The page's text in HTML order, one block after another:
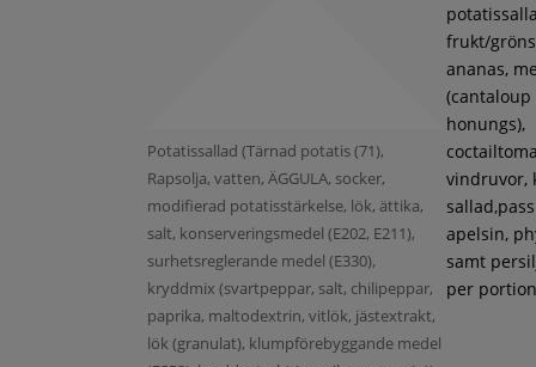
Potatissallad (Tärnad potatis (71),
Rapsolja, vatten, ÄGGULA, socker,
modifierad potatisstärkelse, lök, ättika,
salt, konserveringsmedel (E202, E211),
surhetsreglerande medel (E330),
kryddmix (svartpeppar, salt, chilipeppar,
paprika, maltodextrin, vitlök, jästextrakt,
lök (granulat), klumpförebyggande medel
frukt/
ananas,
(cantaloup
honungs),
vindruvor,
apelsin,
samt
per